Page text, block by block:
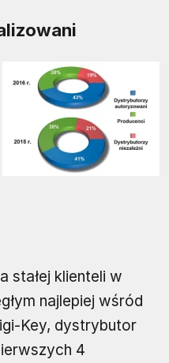
stałej klienteli w
najlepiej wśród
Key, dystrybutor
4